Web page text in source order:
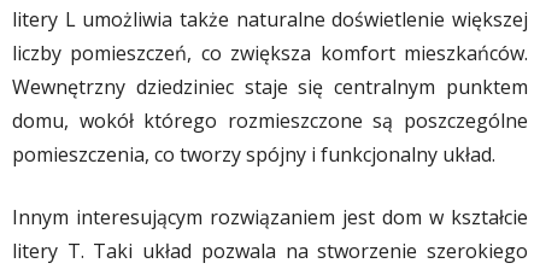
litery L umożliwia także naturalne doświetlenie większej
liczby pomieszczeń, co zwiększa komfort mieszkańców.
Wewnętrzny dziedziniec staje się centralnym punktem
domu, wokół którego rozmieszczone są poszczególne
pomieszczenia, co tworzy spójny i funkcjonalny układ.
Innym interesującym rozwiązaniem jest dom w kształcie
litery T. Taki układ pozwala na stworzenie szerokiego